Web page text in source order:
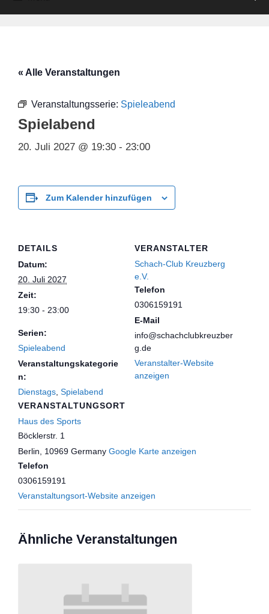
« Alle Veranstaltungen
Veranstaltungsserie: Spieleabend
Spielabend
20. Juli 2027 @ 19:30 - 23:00
Zum Kalender hinzufügen
DETAILS
Datum:
20. Juli 2027
Zeit:
19:30 - 23:00
Serien:
Spieleabend
Veranstaltungskategorie
n:
Dienstags Spielabend
VERANSTALTUNGSORT
Haus des Sports
Böcklerstr. 1
Berlin
10969 Germany Google Karte anzeigen
Telefon
0306159191
Veranstaltungsort-Website anzeigen
VERANSTALTER
Schach-Club Kreuzberg
e.V.
Telefon
0306159191
E-Mail
info@schachclubkreuzber
g.de
Veranstalter-Website
anzeigen
Ähnliche Veranstaltungen